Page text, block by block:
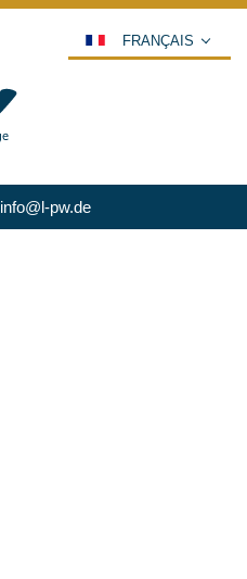
info@l-pw.de
FRANÇAIS